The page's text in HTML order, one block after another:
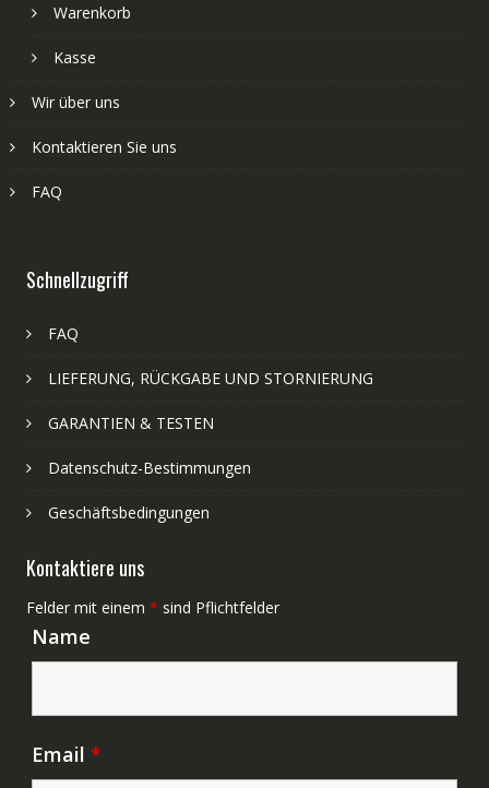
Warenkorb
Kasse
Wir über uns
Kontaktieren Sie uns
FAQ
Schnellzugriff
FAQ
LIEFERUNG, RÜCKGABE UND STORNIERUNG
GARANTIEN & TESTEN
Datenschutz-Bestimmungen
Geschäftsbedingungen
Kontaktiere uns
Felder mit einem * sind Pflichtfelder
Name
Email *